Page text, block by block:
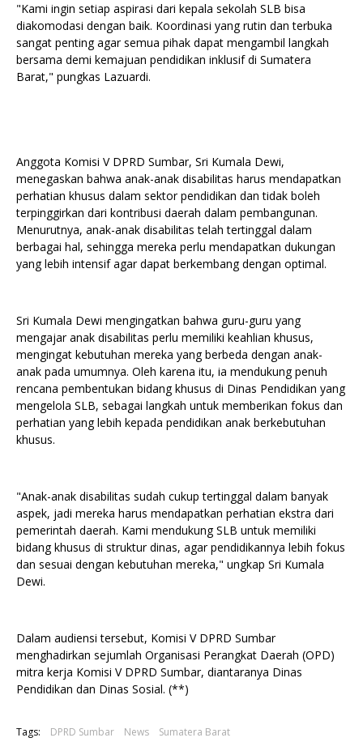
"Kami ingin setiap aspirasi dari kepala sekolah SLB bisa
diakomodasi dengan baik. Koordinasi yang rutin dan terbuka
sangat penting agar semua pihak dapat mengambil langkah
bersama demi kemajuan pendidikan inklusif di Sumatera
Barat," pungkas Lazuardi.
Anggota Komisi V DPRD Sumbar, Sri Kumala Dewi,
menegaskan bahwa anak-anak disabilitas harus mendapatkan
perhatian khusus dalam sektor pendidikan dan tidak boleh
terpinggirkan dari kontribusi daerah dalam pembangunan.
Menurutnya, anak-anak disabilitas telah tertinggal dalam
berbagai hal, sehingga mereka perlu mendapatkan dukungan
yang lebih intensif agar dapat berkembang dengan optimal.
Sri Kumala Dewi mengingatkan bahwa guru-guru yang
mengajar anak disabilitas perlu memiliki keahlian khusus,
mengingat kebutuhan mereka yang berbeda dengan anak-
anak pada umumnya. Oleh karena itu, ia mendukung penuh
rencana pembentukan bidang khusus di Dinas Pendidikan yang
mengelola SLB, sebagai langkah untuk memberikan fokus dan
perhatian yang lebih kepada pendidikan anak berkebutuhan
khusus.
"Anak-anak disabilitas sudah cukup tertinggal dalam banyak
aspek, jadi mereka harus mendapatkan perhatian ekstra dari
pemerintah daerah. Kami mendukung SLB untuk memiliki
bidang khusus di struktur dinas, agar pendidikannya lebih fokus
dan sesuai dengan kebutuhan mereka," ungkap Sri Kumala
Dewi.
Dalam audiensi tersebut, Komisi V DPRD Sumbar
menghadirkan sejumlah Organisasi Perangkat Daerah (OPD)
mitra kerja Komisi V DPRD Sumbar, diantaranya Dinas
Pendidikan dan Dinas Sosial. (**)
Tags: DPRD Sumbar News Sumatera Barat